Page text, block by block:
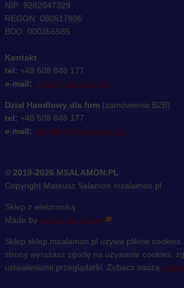
NIP: 9282047329
REGON: 080517896
BDO: 000356585
Kontakt
tel: +48 508 848 177
e-mail: sklep@msalamon.pl
Dział Handlowy dla firm (zamówienia B2B)
tel: +48 508 848 177
e-mail: handlowy@msalamon.pl
© 2019-2026 MSALAMON.PL
Copyright Mateusz Salamon msalamon.pl
Sklep z elektroniką
Made by cosmonauts.dev
Sklep sklep.msalamon.pl używa plików
strony wyrażasz zgodę na używanie cookies,
ustawieniami przeglądarki. Zobacz naszą